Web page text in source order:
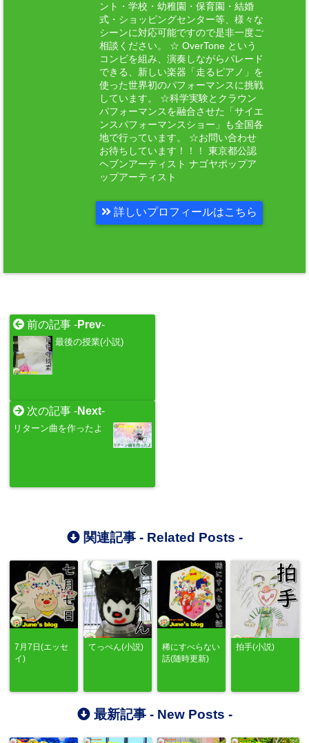
ント・学校・幼稚園・保育園・結婚
式・ショッピングセンター等、様々な
シーンに対応可能ですので是非一度ご
相談ください。 ☆ OverTone という
コンビを組み、演奏しながらパレード
できる、新しい楽器「走るピアノ」を
使った世界初のパフォーマンスに挑戦
しています。 ☆科学実験とクラウン
パフォーマンスを融合させた「サイエ
ンスパフォーマンスショー」も全国各
地で行っています。 ☆お問い合わせ
お待ちしています！！！ 東京都公認
ヘブンアーティスト ナゴヤポップア
ップアーティスト
詳しいプロフィールはこちら
前の記事 -Prev-
最後の授業(小説)
次の記事 -Next-
リターン曲を作ったよ
関連記事 - Related Posts -
7月7日(エッセ
イ)
てっぺん(小説)
稀にすべらない
話(随時更新)
拍手(小説)
最新記事 - New Posts -